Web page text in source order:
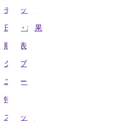
チケット
日程・結果
順位表
クラブ
ニュース
特集
スタッツ